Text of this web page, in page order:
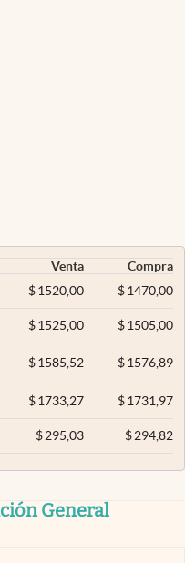
Venta
Compra
$ 1520,00 $1470,00
$ 1525,00 $1505,00
$ 1585,52 $1576,89
$ 1733,27 $1731,97
$ 295,03 $294,82
General